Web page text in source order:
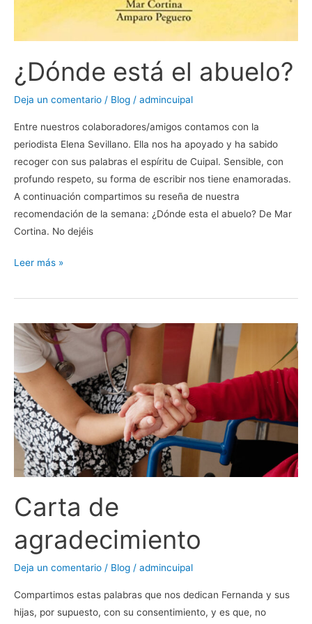
¿Dónde está el abuelo?
Deja un comentario / Blog / admincuipal
Entre nuestros colaboradores/amigos contamos con la
periodista Elena Sevillano. Ella nos ha apoyado y ha sabido
recoger con sus palabras el espíritu de Cuipal. Sensible, con
profundo respeto, su forma de escribir nos tiene enamoradas.
A continuación compartimos su reseña de nuestra
recomendación de la semana: ¿Dónde esta el abuelo? De Mar
Cortina. No dejéis
Leer más »
Carta de
agradecimiento
Deja un comentario / Blog / admincuipal
Compartimos estas palabras que nos dedican Fernanda y sus
hijas, por supuesto, con su consentimiento, y es que, no
Carta
de
agradecimiento